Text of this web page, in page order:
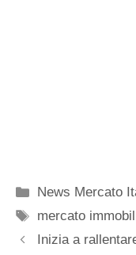
Categorie
News Mercato
Tag
mercato
Inizia a